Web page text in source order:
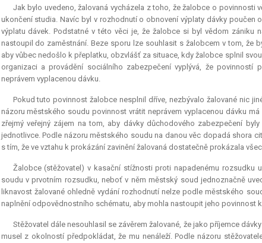
Jak bylo uvedeno, žalovaná vycházela z toho, že žalobce o
ukončení studia. Navíc byl v rozhodnutí o obnovení výplaty dávky
výplatu dávek. Podstatné v této věci je, že žalobce si byl vědom zániku
nastoupil do zaměstnání. Beze sporu lze souhlasit s žalobcem v tom, že
aby vůbec nedošlo k přeplatku, obzvlášť za situace, kdy žalobce splnil
organizaci a provádění sociálního zabezpečení vyplývá, že
neprávem vyplacenou dávku.
Pokud tuto povinnost žalobce nesplnil dříve, nezbývalo žalované nic
názoru městského soudu povinnost vrátit neprávem vyplacenou dávku
zřejmý veřejný zájem na tom, aby dávky důchodového zabezpečení
jednotlivce. Podle názoru městského soudu na danou věc dopadá shora
s tím, že ve vztahu k prokázání zavinění žalovaná dostatečně prokázala
Žalobce (stěžovatel) v kasační stížnosti proti napadenému rozsudku
soudu v prvotním rozsudku, neboť v něm městský soud jednoznačně
liknavost žalované ohledně vydání rozhodnutí nelze podle městského
naplnění odpovědnostního schématu, aby mohla nastoupit jeho povinnost
Stěžovatel dále nesouhlasil se závěrem žalované, že jako příjemce
musel z okolností předpokládat, že mu nenáleží. Podle názoru